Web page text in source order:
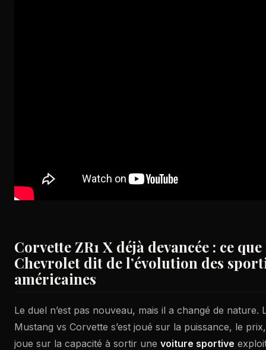
Corvette ZR1 X déjà devancée : ce
Chevrolet dit de l’évolution des
américaines
Le duel n’est pas nouveau, mais il a changé de nature.
Mustang vs Corvette s’est joué sur la puissance, le
joue sur la capacité à sortir une voiture sportive